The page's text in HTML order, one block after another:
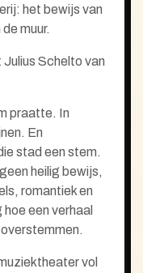
het bewijs van
muur.
Julius Schelto van
praatte. In
En
stad een stem.
heilig bewijs,
romantiek en
een verhaal
vol